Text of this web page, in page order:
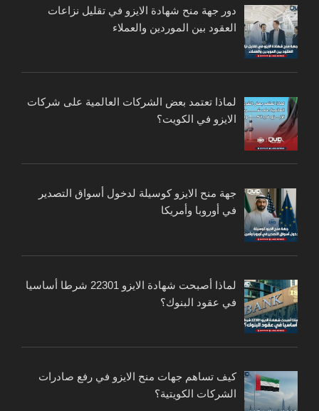
دور جهة منح شهادة الايزو في تقليل نزاعات
العقود بين الموردين والعملاء
لماذا تعتمد بعض الشركات العالمية على شركات
الايزو في الكويت؟
جهة منح الايزو كوسيلة لدخول أسواق التصدير
في أوروبا وأمريكا
لماذا أصبحت شهادة الايزو 22301 شرطا أساسيا
في عقود البنوك؟
كيف تساهم جهات منح الايزو في رفع صادرات
الشركات الكويتية؟